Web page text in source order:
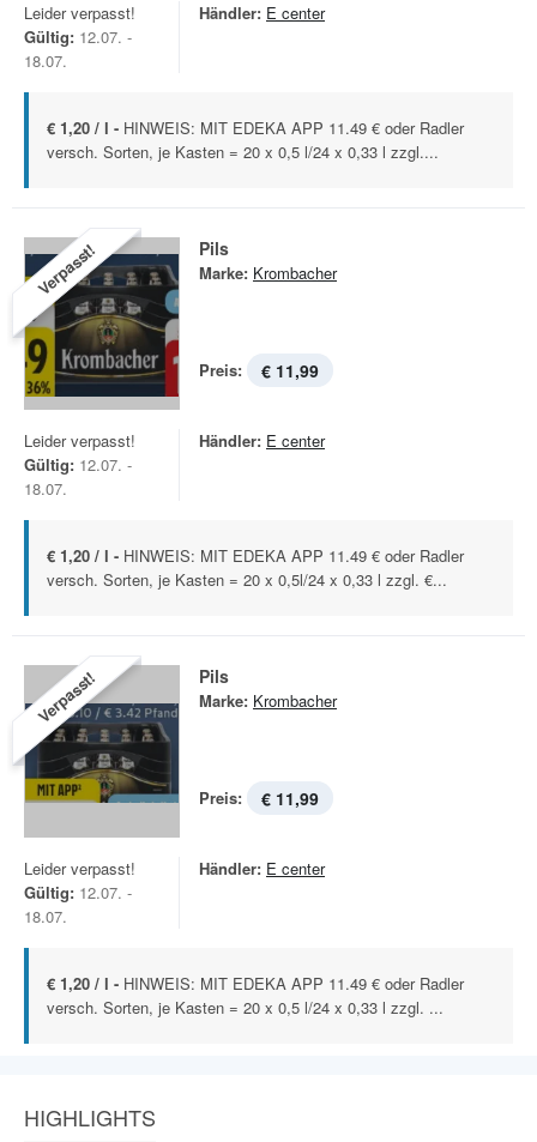
Leider verpasst!
Gültig: 12.07. -
18.07.
Händler: E center
€ 1,20 / l - HINWEIS: MIT EDEKA APP 11.49 € oder Radler
versch. Sorten, je Kasten = 20 x 0,5 l/24 x 0,33 l zzgl....
Verpasst! Pils
Marke: Krombacher
Preis: € 11,99
Leider verpasst!
Gültig: 12.07. -
18.07.
Händler: E center
€ 1,20 / l - HINWEIS: MIT EDEKA APP 11.49 € oder Radler
versch. Sorten, je Kasten = 20 x 0,5l/24 x 0,33 l zzgl. €...
Verpasst! Pils
Marke: Krombacher
Preis: € 11,99
Leider verpasst!
Gültig: 12.07. -
18.07.
Händler: E center
€ 1,20 / l - HINWEIS: MIT EDEKA APP 11.49 € oder Radler
versch. Sorten, je Kasten = 20 x 0,5 l/24 x 0,33 l zzgl. ...
HIGHLIGHTS